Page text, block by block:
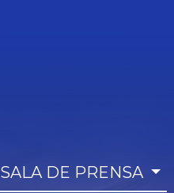
SALA DE PRENSA